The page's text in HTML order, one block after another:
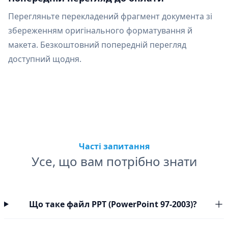
Перегляньте перекладений фрагмент документа зі
збереженням оригінального форматування й
макета. Безкоштовний попередній перегляд
доступний щодня.
Часті запитання
Усе, що вам потрібно знати
Що таке файл PPT (PowerPoint 97-2003)?